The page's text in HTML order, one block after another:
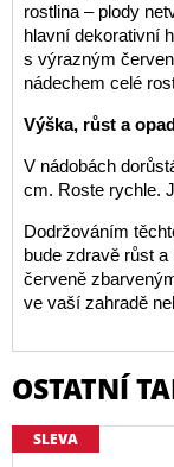
rostlina – plody
hlavní dekorativní
s výrazným
nádechem celé
Výška, růst a
V nádobách
cm. Roste rychle.
Dodržováním
bude zdravě růst
červeně
ve vaší zahradě
OSTATNÍ
SLEVA